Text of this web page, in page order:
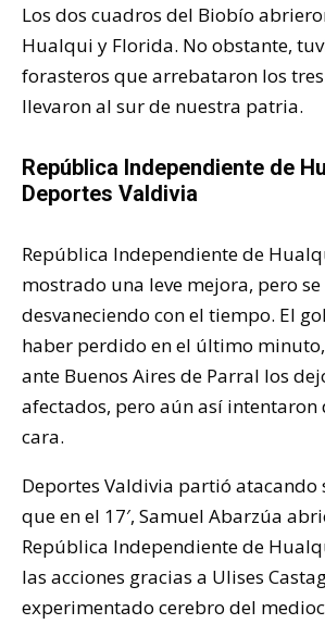
Los dos cuadros del Biobío
Hualqui y Florida. No obstante,
forasteros que arrebataron los
llevaron al sur de nuestra patria.
República Independiente de
Deportes Valdivia
República Independiente de
mostrado una leve mejora, pero
desvaneciendo con el tiempo. El
haber perdido en el último
ante Buenos Aires de Parral los
afectados, pero aún así intentaron
cara.
Deportes Valdivia partió atacando
que en el 17′, Samuel Abarzúa
República Independiente de
las acciones gracias a Ulises
experimentado cerebro del